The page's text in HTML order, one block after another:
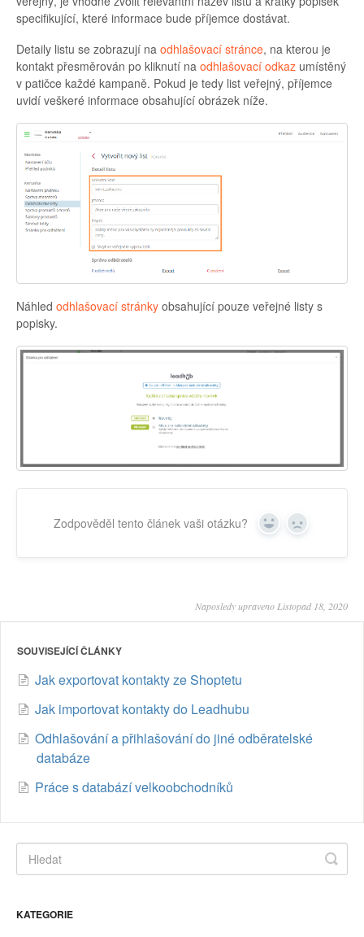
specifikující, které informace bude příjemce dostávat.
Detaily listu se zobrazují na odhlašovací stránce, na kterou je
kontakt přesměrován po kliknutí na odhlašovací odkaz umístěný
v patičce každé kampaně. Pokud je tedy list veřejný, příjemce
uvidí veškeré informace obsahující obrázek níže.
Náhled odhlašovací stránky obsahující pouze veřejné listy s
popisky.
Zodpověděl tento článek vaši otázku? Yes No
Naposledy upraveno Listopad 18, 2020
SOUVISEJÍCÍ ČLÁNKY
Jak exportovat kontakty ze Shoptetu
Jak importovat kontakty do Leadhubu
Odhlašování a přihlašování do jiné odběratelské
databáze
Práce s databází velkoobchodníků
KATEGORIE